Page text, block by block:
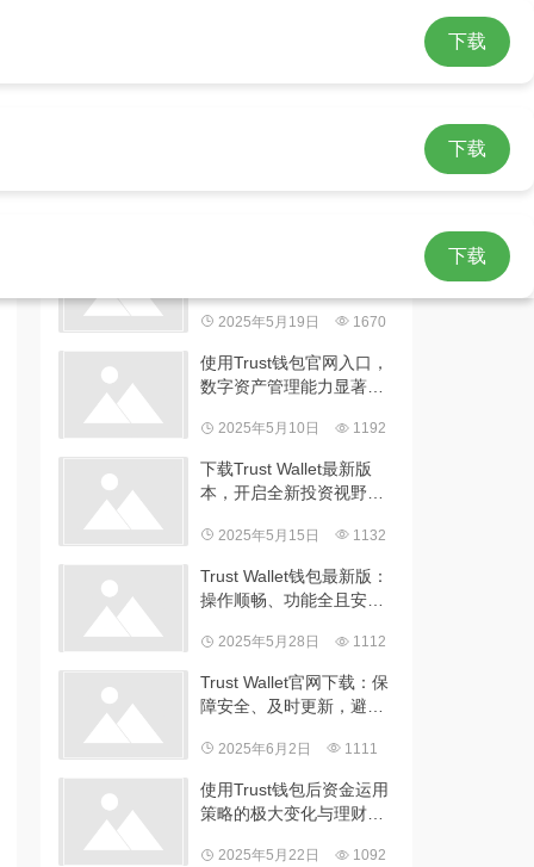
下载
下载
下载
作信息及方法
2025年5月19日 1670
使用Trust钱包官网入口，
数字资产管理能力显著提
2025年5月10日 1192
下载Trust Wallet最新版
本，开启全新投资视野与
2025年5月15日 1132
Trust Wallet钱包最新版：
操作顺畅、功能全且安全
2025年5月28日 1112
Trust Wallet官网下载：保
障安全、及时更新，避免
2025年6月2日 1111
使用Trust钱包后资金运用
策略的极大变化与理财视
2025年5月22日 1092